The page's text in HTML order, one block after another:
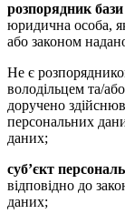
розпорядник
юридична особа,
або законом
Не є
володільцем та/
доручено
персональних
даних;
суб’єкт
відповідно до
даних;